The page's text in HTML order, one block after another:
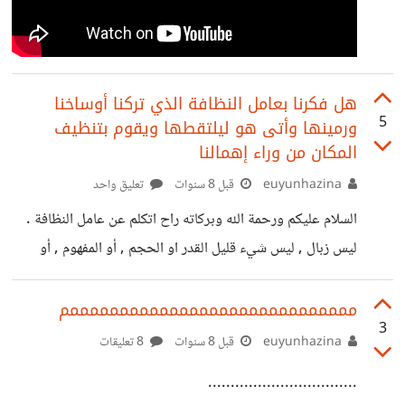
5
هل فكرنا بعامل النظافة الذي تركنا أوساخنا
ورمينها وأتى هو ليلتقطها ويقوم بتنظيف
المكان من وراء إهمالنا
قبل 8 سنوات تعليق واحد
السلام عليكم ورحمة الله وبركاته راح اتكلم عن عامل النظافة .
ليس زبال , ليس شيء قليل القدر او الحجم , أو المفهوم , أو
الفكر إنه إنسان , نعم إنسان مثلي ومثلك ومثل أي شخص أخر
لديه كرامة وعزة نفس وهو أروع شخص ممكن ان تقابله على
طريقك وتنحني إحتراما لما يقدمه من جهود ومتاعب لبيئتك نعم
بيئتنا ستصبح أسور وسنتعرض لإصابة بأمراض خطيرة بسبب
3
مممممممممممممممممممممممممممممم
قبل 8 سنوات
.................................